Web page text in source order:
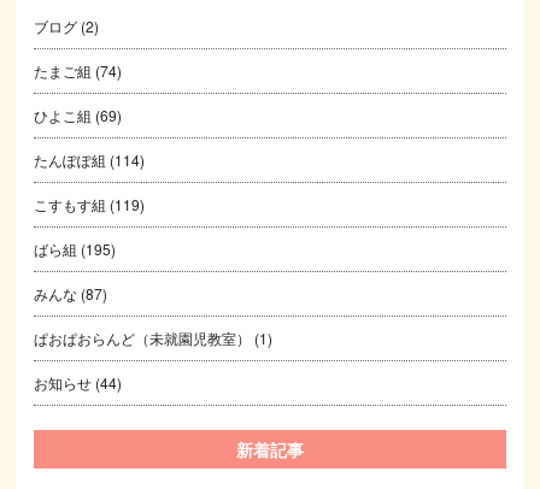
ブログ (2)
たまご組 (74)
ひよこ組 (69)
たんぽぽ組 (114)
こすもす組 (119)
ばら組 (195)
みんな (87)
ぱおぱおらんど（未就園児教室） (1)
お知らせ (44)
新着記事